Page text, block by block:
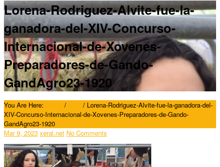
Lorena-Rodriguez-Alvite-fue-la-
ganadora-del-XIV-Concurso-
Internacional-de-Xovenes-
Preparadores-de-Gando-
GandAgro23-1920
You Are Here: / / Lorena-Rodriguez-Alvite-fue-la-ganadora-del-
XIV-Concurso-Internacional-de-Xovenes-Preparadores-de-Gando-
GandAgro23-1920
Mar 9, 2023 xeral.net No Comments